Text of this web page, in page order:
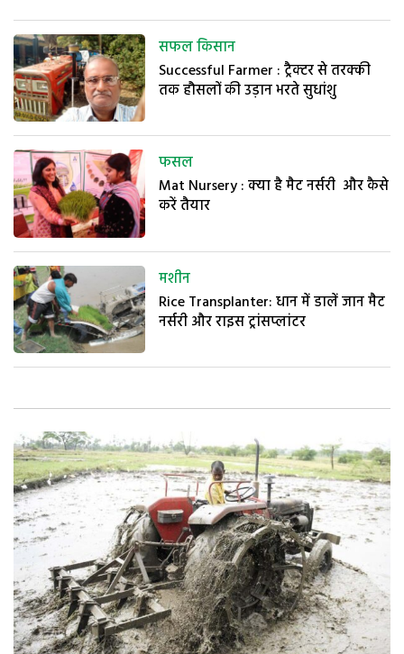
सफल किसान
Successful Farmer : ट्रैक्टर से तरक्की
तक हौसलों की उड़ान भरते सुधांशु
फसल
Mat Nursery : क्या है मैट नर्सरी और कैसे
करें तैयार
मशीन
Rice Transplanter: धान में डालें जान मैट
नर्सरी और राइस ट्रांसप्लांटर